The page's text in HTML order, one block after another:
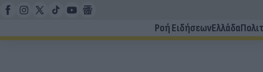
Ροή ΕιδήσεωνΕλλάδα